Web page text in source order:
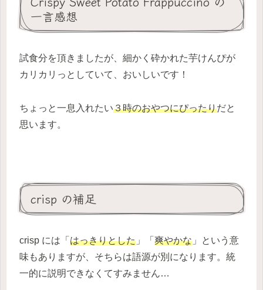
一言感想
試食分を頂きましたが、細かく砕かれた芋けんぴが
カリカリっとしていて、おいしいです！
ちょっと一息入れたい３時のおやつにぴったりだと
思います。
crisp の補足
crisp には「 はっきりとした 」「 爽やかな 」という意
味もありますが、そちらは語源が別になります。統
一的に説明できなくてすみません…